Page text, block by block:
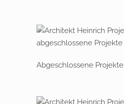
Abgeschlossene Projekte